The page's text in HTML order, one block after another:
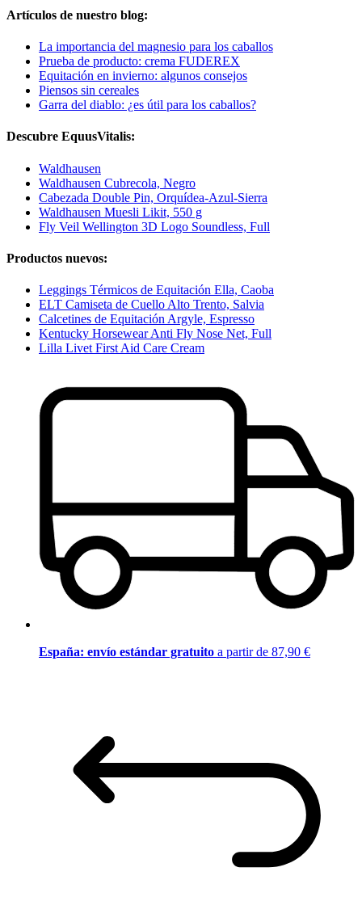
Artículos de nuestro blog:
La importancia del magnesio para los caballos
Prueba de producto: crema FUDEREX
Equitación en invierno: algunos consejos
Piensos sin cereales
Garra del diablo: ¿es útil para los caballos?
Descubre EquusVitalis:
Waldhausen
Waldhausen Cubrecola, Negro
Cabezada Double Pin, Orquídea-Azul-Sierra
Waldhausen Muesli Likit, 550 g
Fly Veil Wellington 3D Logo Soundless, Full
Productos nuevos:
Leggings Térmicos de Equitación Ella, Caoba
ELT Camiseta de Cuello Alto Trento, Salvia
Calcetines de Equitación Argyle, Espresso
Kentucky Horsewear Anti Fly Nose Net, Full
Lilla Livet First Aid Care Cream
España: envío estándar gratuito a partir de 87,90 €